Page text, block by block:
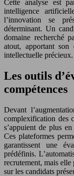
Cette analyse est
intelligence
l’innovation se
déterminant. Un
domaine recherché
atout, apportant son
intellectuelle précieux.
Les outils
compétences
Devant
complexification des
s’appuient de plus
Ces plateformes
garantissent une
prédéfinis.
recrutement, mais elle
sur les candidats